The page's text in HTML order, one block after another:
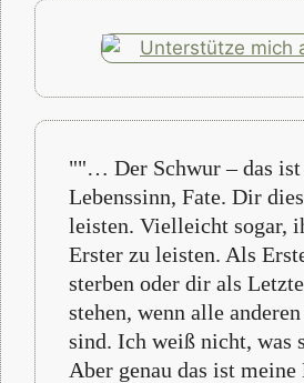
""… Der Schwur – das ist
Lebenssinn, Fate. Dir
leisten. Vielleicht sogar,
Erster zu leisten. Als
sterben oder dir als
stehen, wenn alle
sind. Ich weiß nicht, was
Aber genau das ist